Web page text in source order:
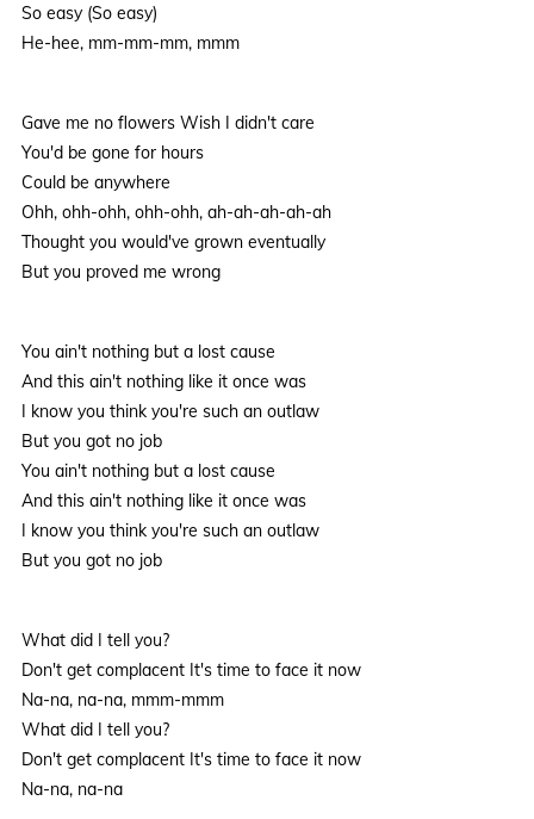
So easy (So easy)
He-hee, mm-mm-mm, mmm
Gave me no flowers Wish I didn't care
You'd be gone for hours
Could be anywhere
Ohh, ohh-ohh, ohh-ohh, ah-ah-ah-ah-ah
Thought you would've grown eventually
But you proved me wrong
You ain't nothing but a lost cause
And this ain't nothing like it once was
I know you think you're such an outlaw
But you got no job
You ain't nothing but a lost cause
And this ain't nothing like it once was
I know you think you're such an outlaw
But you got no job
What did I tell you?
Don't get complacent It's time to face it now
Na-na, na-na, mmm-mmm
What did I tell you?
Don't get complacent It's time to face it now
Na-na, na-na